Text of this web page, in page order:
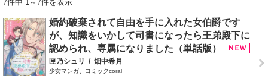
7件中 1～7件を表示
婚約破棄されて自由を手に入れた女伯爵です
が、知識をいかして司書になったら王弟殿下に
認められ、専属になりました（単話版）
匣乃シュリ / 畑中希月
少女マンガ、コミックcoral